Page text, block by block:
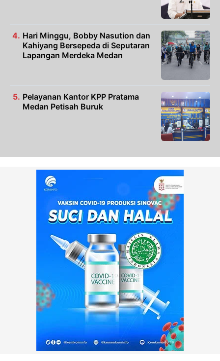
Hari Minggu, Bobby Nasution dan
Kahiyang Bersepeda di Seputaran
Lapangan Merdeka Medan
Pelayanan Kantor KPP Pratama
Medan Petisah Buruk